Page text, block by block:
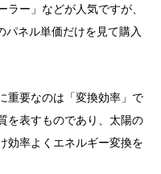
ー」などが人気ですが、
ネル単価だけを見て購入
重要なのは「変換効率」で
を表すものであり、太陽の
効率よくエネルギー変換を